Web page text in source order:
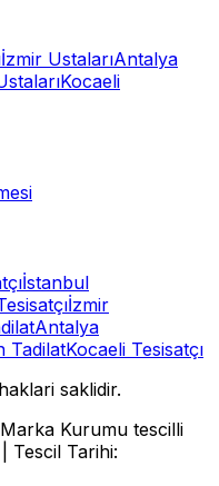
İzmir UstalarıAntalya
Kocaeli
İstanbul
İzmir
Antalya
TadilatKocaeli Tesisatçı
saklidir.
Kurumu tescilli
Tescil Tarihi: